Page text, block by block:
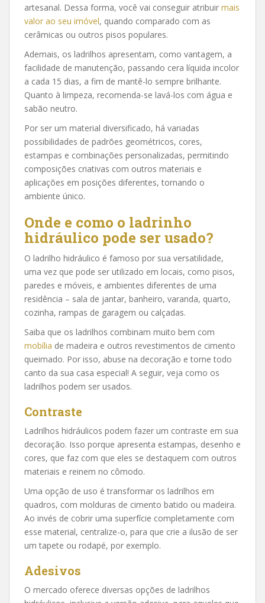
artesanal. Dessa forma, você vai conseguir atribuir mais
valor ao seu imóvel, quando comparado com as
cerâmicas ou outros pisos populares.
Ademais, os ladrilhos apresentam, como vantagem, a
facilidade de manutenção, passando cera líquida incolor
a cada 15 dias, a fim de mantê-lo sempre brilhante.
Quanto à limpeza, recomenda-se lavá-los com água e
sabão neutro.
Por ser um material diversificado, há variadas
possibilidades de padrões geométricos, cores,
estampas e combinações personalizadas, permitindo
composições criativas com outros materiais e
aplicações em posições diferentes, tornando o
ambiente único.
Onde e como o ladrinho
hidráulico pode ser usado?
O ladrilho hidráulico é famoso por sua versatilidade,
uma vez que pode ser utilizado em locais, como pisos,
paredes e móveis, e ambientes diferentes de uma
residência – sala de jantar, banheiro, varanda, quarto,
cozinha, rampas de garagem ou calçadas.
Saiba que os ladrilhos combinam muito bem com
mobília de madeira e outros revestimentos de cimento
queimado. Por isso, abuse na decoração e torne todo
canto da sua casa especial! A seguir, veja como os
ladrilhos podem ser usados.
Contraste
Ladrilhos hidráulicos podem fazer um contraste em sua
decoração. Isso porque apresenta estampas, desenho e
cores, que faz com que eles se destaquem com outros
materiais e reinem no cômodo.
Uma opção de uso é transformar os ladrilhos em
quadros, com molduras de cimento batido ou madeira.
Ao invés de cobrir uma superfície completamente com
esse material, centralize-o, para que crie a ilusão de ser
um tapete ou rodapé, por exemplo.
Adesivos
O mercado oferece diversas opções de ladrilhos